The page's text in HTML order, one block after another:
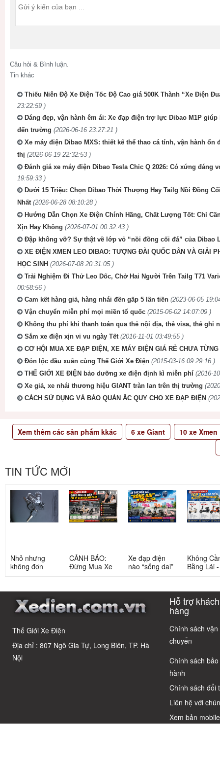
Câu hỏi & Bình luận.
Tin khác
Thiếu Niên Độ Xe Điện Tốc Độ Cao giá 500K Thành “Xe Điện
23:22:59 )
Dáng đẹp, vận hành êm ái: Xe đạp điện trợ lực Dibao M1P
đến trường (2026-06-16 23:27:21 )
Xe máy điện Dibao MXS: thiết kế thể thao cá tính, vận hành
thị (2026-06-19 22:32:53 )
Đánh giá xe máy điện Dibao Tesla Chic Q 2026: Có xứng đáng
19:59:33 )
Dưới 15 Triệu: Chọn Dibao Thời Thượng Hay Tailg Nồi Đồng
Nhất (2026-06-28 08:10:28 )
Hướng Dẫn Chọn Xe Điện Chính Hãng, Chất Lượng Tốt: Chỉ
Xịn Hay Không (2026-07-01 00:32:43 )
Đập không vỡ? Sự thật về lớp vỏ “nồi đồng cối đá” của Dibao
XE ĐIỆN XMEN LEO DIBAO: TƯỢNG ĐÀI QUỐC DÂN VÀ GIẢI
HỌC SINH (2026-07-08 20:31:05 )
Trải Nghiệm Đi Thử Leo Dốc, Chở Hai Người Trên Tailg T71
00:58:56 )
Cam kết hàng giả, hàng nhái đền gấp 5 lần tiền (2023-06-05
Vận chuyển miễn phí mọi miền tổ quốc (2015-06-02 14:07:09 )
Không thu phí khi thanh toán qua thẻ nội địa, thẻ visa, thẻ ghi
Sắm xe điện xịn vi vu ngày Tết (2016-11-01 03:49:55 )
CƠ HỘI MUA XE ĐẠP ĐIỆN, XE MÁY ĐIỆN GIÁ RẺ CHƯA TỪNG
Đón lộc đầu xuân cùng Thế Giới Xe Điện (2015-03-16 09:29:16 )
THẾ GIỚI XE ĐIỆN bảo dưỡng xe điện định kì miễn phí (2016-
Xe giả, xe nhái thương hiệu GIANT tràn lan trên thị trường
CÁCH SỬ DỤNG VÀ BẢO QUẢN ĂC QUY CHO XE ĐẠP ĐIỆN
Xem thêm các sản phẩm kkác 6xe Giant 10xe Xmen
TIN TỨC MỚI
Nhỏ nhưng
không đơn
giản: Sự thật
học sinh cấp 2
CẢNH BÁO:
Đừng Mua Xe
Điện Chỉ Vì
Cáo! 5 Bẫy
Quyết Chọn Xe
Chuẩn Chỉnh
Xe đạp điện
nào “sống dai”
nhất sau 5
có câu trả lời
Không
Bằng Lái
3 Xe Đạp
Cho Học
Thế Giới Xe Điện
Địa chỉ : 807 Ngô Gia Tự, Long Biên, TP. Hà
Nội
Hỗ trợ khách
hàng
Chính sách vận
chuyển
Chính sách bảo
hành
Chính sách đổi
Liên hệ với
Xem bản